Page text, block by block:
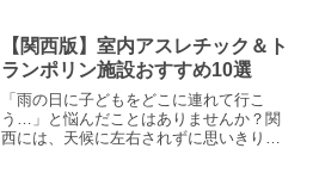
子どもが思い切り楽しめる...
【関西版】室内アスレチック＆ト
ランポリン施設おすすめ10選
「雨の日に子どもをどこに連れて行こ
う…」と悩んだことはありませんか？関
西には、天候に左右されずに思いきり体